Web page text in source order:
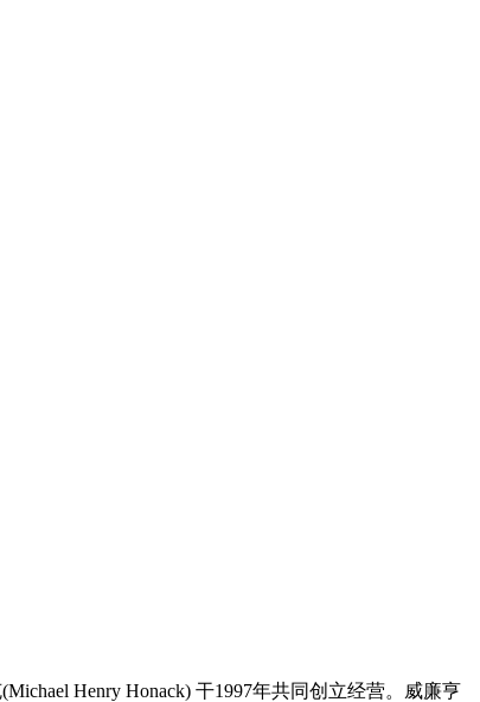
Henry Honack) 干1997年共同创立经营。威廉亨